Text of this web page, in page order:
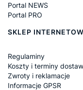
Portal NEWS
Portal PRO
SKLEP
Regulaminy
Koszty i terminy
Zwroty i reklamacje
Informacje GPSR